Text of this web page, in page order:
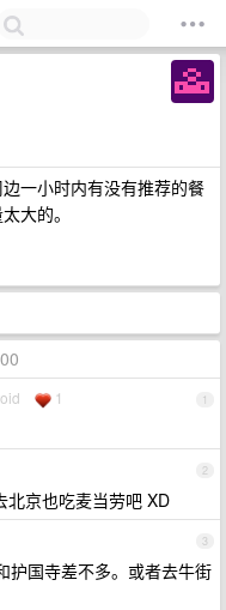
一小时内有没有推荐的餐
大的。
1
1
2
北京也吃麦当劳吧 XD
3
护国寺差不多。或者去牛街